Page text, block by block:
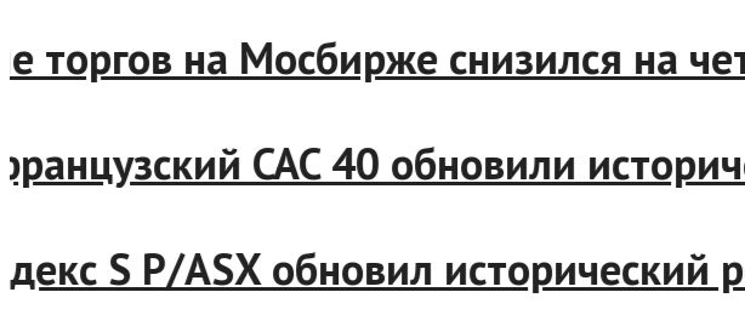
торгов на Мосбирже снизился на
французский CAC 40 обновили
S P/ASX обновил